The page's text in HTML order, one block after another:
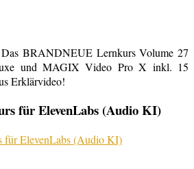
BRANDNEUE Lernkurs Volume 27
und MAGIX Video Pro X inkl. 15
Erklärvideo!
für ElevenLabs (Audio KI)